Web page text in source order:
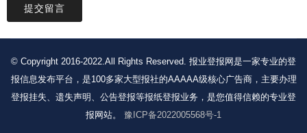
提交留言
© Copyright 2016-2022.All Rights Reserved. 报业登报网是一家专业的登
报信息发布平台，是100多家大型报社的AAAAA级核心广告商，主要办理
登报挂失、遗失声明、公告登报等报纸登报业务，是您值得信赖的专业登
报网站。 豫ICP备2022005568号-1